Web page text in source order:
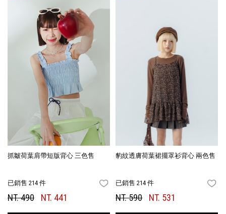
抓皺荷葉肩帶短版背心 三色售
已銷售 214 件 FAVORITES
NT. 490 NT. 441
豹紋透膚荷葉裙擺罩衫背心 兩色售
已銷售 214 件
NT. 590 NT. 531